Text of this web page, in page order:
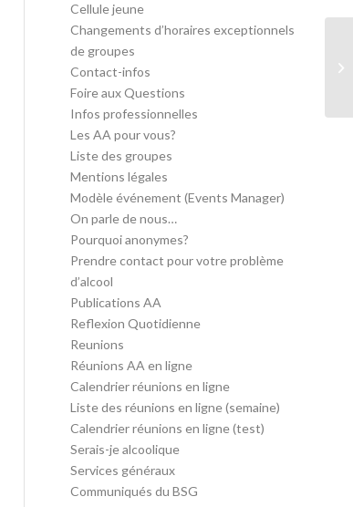
Cellule jeune
Changements d’horaires exceptionnels
de groupes
Contact-infos
Foire aux Questions
Infos professionnelles
Les AA pour vous?
Liste des groupes
Mentions légales
Modèle événement (Events Manager)
On parle de nous…
Pourquoi anonymes?
Prendre contact pour votre problème
d’alcool
Publications AA
Reflexion Quotidienne
Reunions
Réunions AA en ligne
Calendrier réunions en ligne
Liste des réunions en ligne (semaine)
Calendrier réunions en ligne (test)
Serais-je alcoolique
Services généraux
Communiqués du BSG